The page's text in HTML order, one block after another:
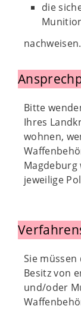
die
nachweisen.
Bitte
Ihres
wohnen,
Magdeburg
jeweilige
Sie
Besitz von
und/oder